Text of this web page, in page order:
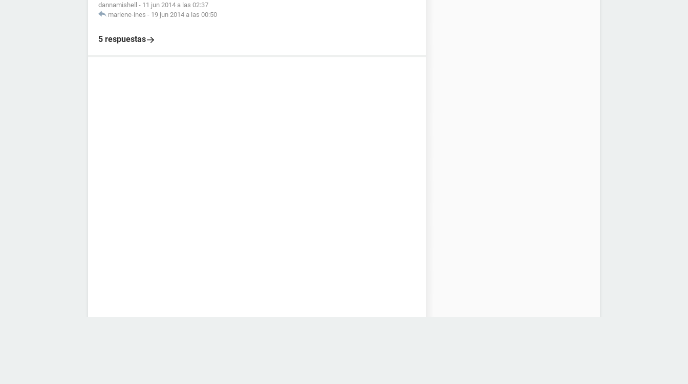
dannamishell - 11 jun 2014 a las 02:37
marlene-ines - 19 jun 2014 a las 00:50
5 respuestas